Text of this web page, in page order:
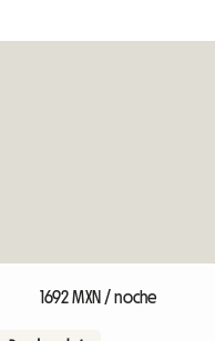
1692 MXN / noche